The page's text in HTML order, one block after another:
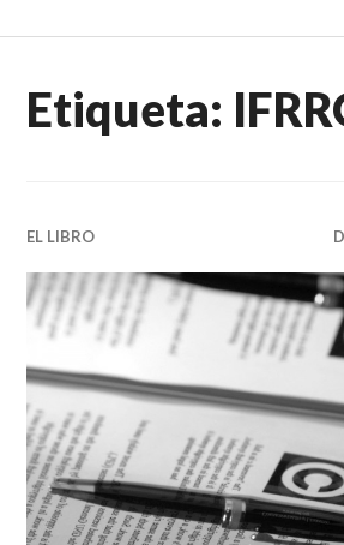
al VENDER+LIBROS NOTICIAS
Etiqueta:
EL LIBRO